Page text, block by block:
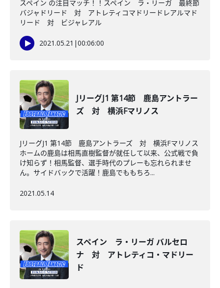
スペイン の注目マッチ！！スペイン ラ・リーガ 最終節
バジャドリード 対 アトレティコマドリードレアルマド
リード 対 ビジャレアル
2021.05.21 |00:06:00
JリーグJ1 第14節 鹿島アントラー
ズ 対 横浜Fマリノス
JリーグJ1 第14節 鹿島アントラーズ 対 横浜Fマリノス
ホームの鹿島は相馬直樹監督が就任して以来、公式戦で負
け知らず！相馬監督、選手時代のプレーも忘れられませ
ん。サイドバックで活躍！鹿島でももちろ...
2021.05.14
スペイン ラ・リーガ バルセロ
ナ 対 アトレティコ・マドリー
ド